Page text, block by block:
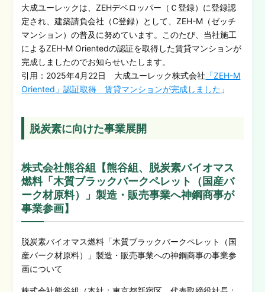
大成ユーレックは、ZEHデベロッパー（Ｃ登録）に登録認
定され、建築請負会社（C登録）として、ZEH-M（ゼッチ
マンション）の普及に努めています。このたび、当社施工
によるZEH-M Orientedの認証を取得した賃貸マンションが
完成しましたのでお知らせいたします。
引用：2025年4月22日 大成ユーレック株式会社 「ZEH-M
Oriented」認証取得 賃貸マンションが完成しました 」
脱炭素に向けた事業展開
株式会社熊谷組【熊谷組、脱炭素バイオマス
燃料「木質ブラックバークペレット（国産バ
ーク材原料）」製造・販売事業へ神鋼商事が
事業参画】
脱炭素バイオマス燃料「木質ブラックバークペレット（国
産バーク材原料）」製造・販売事業への神鋼商事の事業参
画について